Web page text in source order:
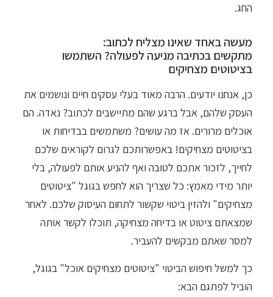
החג.
מעשה באחד שאינו מצליח לכתוב:
מתקשים בכתיבה מניעה לפעולה? השתמשו
בציטוטים מצחיקים
כן, אנחנו יודעים. הרבה מאוד בעלי עסקים חיים ונושמים את
העסק שלהם, אבל ברגע שהם מתיישבים לכתוב? נאדה. הם
אוכלים מרורים. אז מה עושים? משתמשים בבדיחות או
בציטוטים מצחיקים! באפשרותכם לגרום לקוראים שלכם
לחייך, לזכור אתכם לטובה ואף להניע אותם לפעולה, בלי
יותר מידי מאמץ: כל שצריך הוא לחפש בגוגל "ציטוטים
מצחיקים" ולהזין ביטוי שקשור לתחום העיסוק שלכם. לאחר
שמצאתם ציטוט או בדיחה מצחיקה, תוכלו לקשר אותה
למסר שאתם מבקשים להעביר.
כך למשל חיפוש הביטוי "ציטוטים מצחיקים אוכל" בגוגל,
הוביל לפתגם הבא: